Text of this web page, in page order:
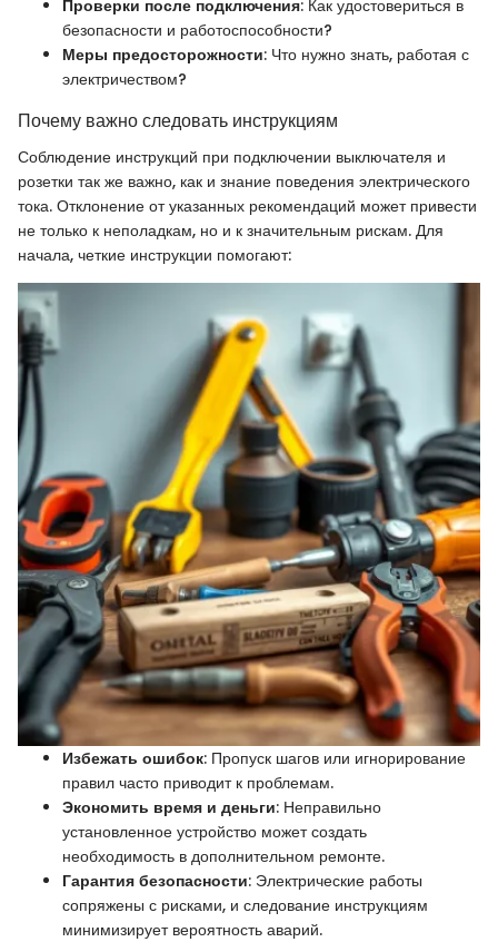
Проверки после подключения: Как удостовериться в
безопасности и работоспособности?
Меры предосторожности: Что нужно знать, работая с
электричеством?
Почему важно следовать инструкциям
Соблюдение инструкций при подключении выключателя и
розетки так же важно, как и знание поведения электрического
тока. Отклонение от указанных рекомендаций может привести
не только к неполадкам, но и к значительным рискам. Для
начала, четкие инструкции помогают:
Избежать ошибок: Пропуск шагов или игнорирование
правил часто приводит к проблемам.
Экономить время и деньги: Неправильно
установленное устройство может создать
необходимость в дополнительном ремонте.
Гарантия безопасности: Электрические работы
сопряжены с рисками, и следование инструкциям
минимизирует вероятность аварий.